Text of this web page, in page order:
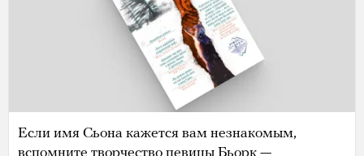
Если имя Сьона кажется вам незнакомым,